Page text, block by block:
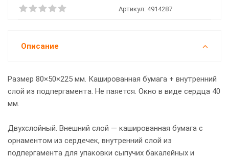
Артикул: 4914287
Описание
Размер 80×50×225 мм. Кашированная бумага + внутренний
слой из подпергамента. Не паяется. Окно в виде сердца 40
мм.
Двухслойный. Внешний слой — кашированная бумага с
орнаментом из сердечек, внутренний слой из
подпергамента для упаковки сыпучих бакалейных и